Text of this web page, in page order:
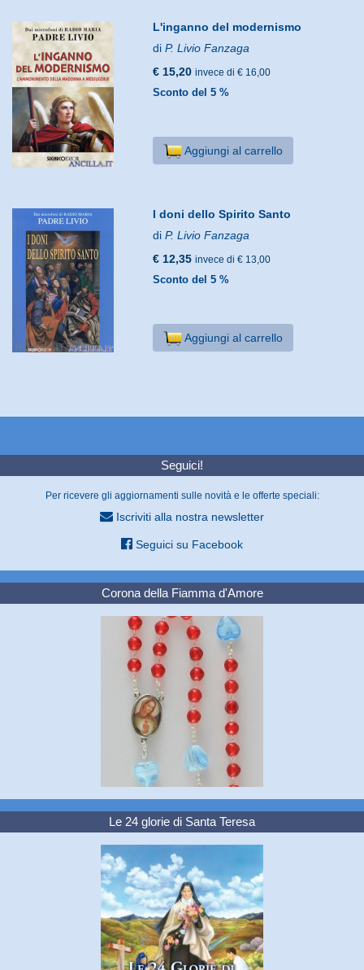
L'inganno del modernismo
diP. Livio Fanzaga
€ 15,20 invece di € 16,00
Sconto del 5 %
Aggiungi al carrello
I doni dello Spirito Santo
diP. Livio Fanzaga
€ 12,35 invece di € 13,00
Sconto del 5 %
Aggiungi al carrello
Seguici!
Per ricevere gli aggiornamenti sulle novità e le offerte speciali:
Iscriviti alla nostra newsletter
Seguici su Facebook
Corona della Fiamma d'Amore
Le 24 glorie di Santa Teresa